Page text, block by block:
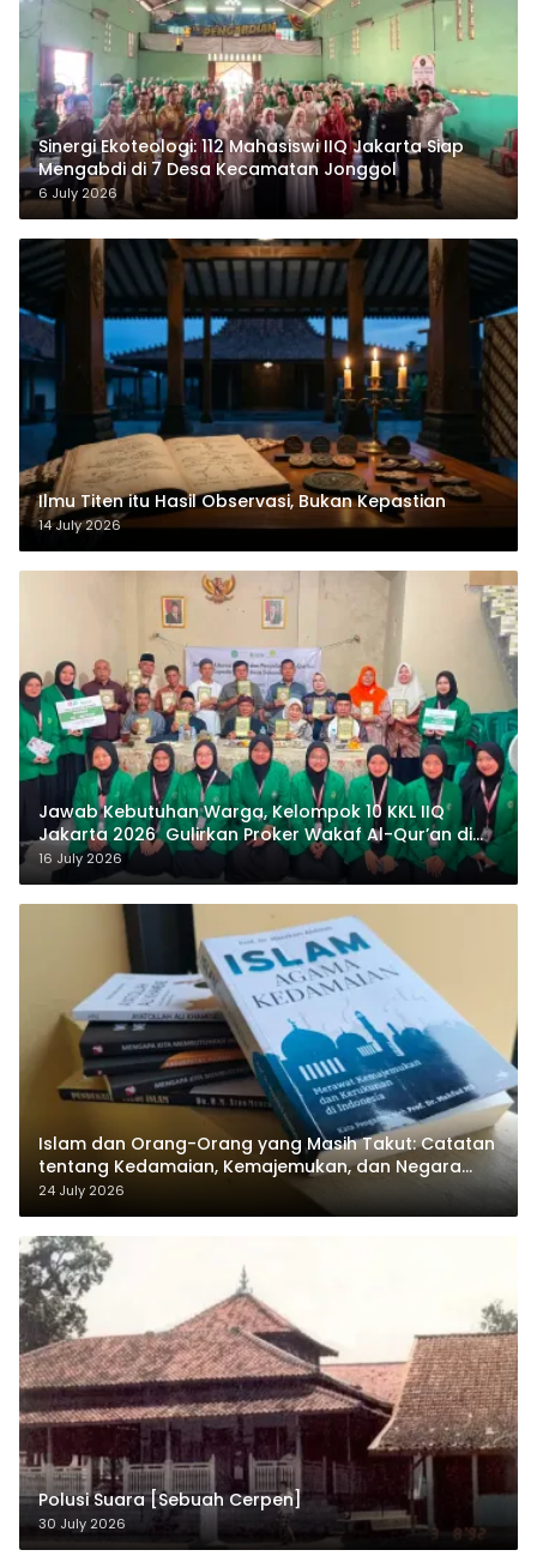
‎Sinergi Ekoteologi: 112 Mahasiswi IIQ Jakarta Siap
Mengabdi di 7 Desa Kecamatan Jonggol
6 July 2026
Ilmu Titen itu Hasil Observasi, Bukan Kepastian
14 July 2026
Jawab Kebutuhan Warga, Kelompok 10 KKL IIQ
Jakarta 2026 Gulirkan Proker Wakaf Al-Qur’an di
Sukamanah
16 July 2026
Islam dan Orang-Orang yang Masih Takut: Catatan
tentang Kedamaian, Kemajemukan, dan Negara
dalam Pemikiran Masykuri Abdillah
24 July 2026
Polusi Suara [Sebuah Cerpen]
30 July 2026